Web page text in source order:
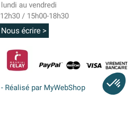
lundi au vendredi
/ 15h00-18h30
Nous écrire >
Réalisé par MyWebShop